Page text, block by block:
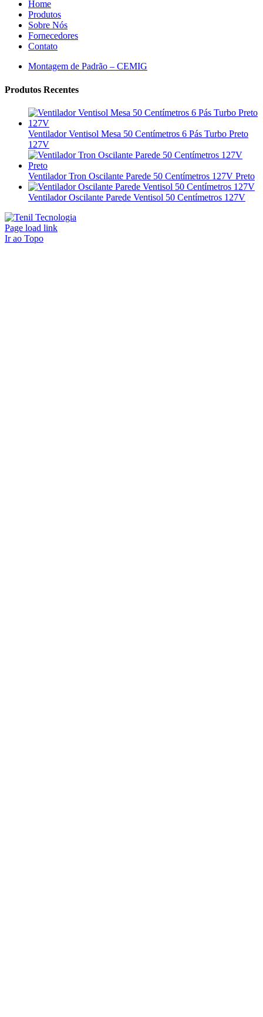
Home
Produtos
Sobre Nós
Fornecedores
Contato
Montagem de Padrão – CEMIG
Produtos Recentes
Ventilador Ventisol Mesa 50 Centímetros 6 Pás Turbo Preto
127V
Ventilador Tron Oscilante Parede 50 Centímetros 127V Preto
Ventilador Oscilante Parede Ventisol 50 Centímetros 127V
Page load link
Ir ao Topo